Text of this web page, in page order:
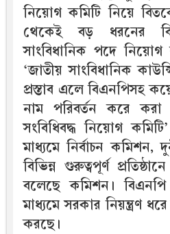
নিয়োগ কমিটি নিয়ে
থেকেই বড় ধরনের
সাংবিধানিক পদে
‘জাতীয় সাংবিধানিক
প্রস্তাব এলে বিএনপিসহ
নাম পরিবর্তন করে করা
সংবিধিবদ্ধ নিয়োগ
মাধ্যমে নির্বাচন কমিশন,
বিভিন্ন গুরুত্বপূর্ণ
বলেছে কমিশন।
মাধ্যমে সরকার নিয়ন্ত্রণ
করছে।